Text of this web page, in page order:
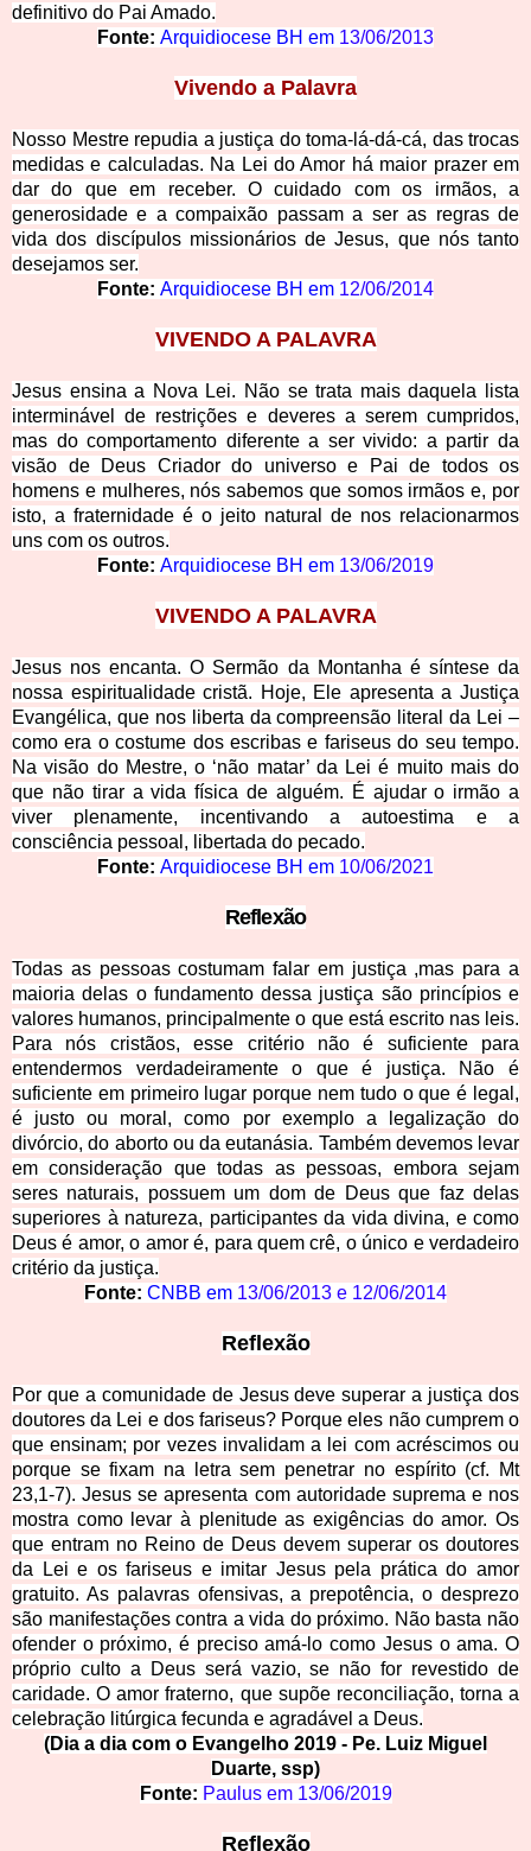
definitivo do Pai Amado.
Fonte: Arquidiocese BH em 13/06/2013
Vivendo a Palavra
Nosso Mestre repudia a justiça do toma-lá-dá-cá, das trocas
medidas e calculadas. Na Lei do Amor há maior prazer em
dar do que em receber. O cuidado com os irmãos, a
generosidade e a compaixão passam a ser as regras de
vida dos discípulos missionários de Jesus, que nós tanto
desejamos ser.
Fonte: Arquidiocese BH em 12/06/2014
VIVENDO A PALAVRA
Jesus ensina a Nova Lei. Não se trata mais daquela lista
interminável de restrições e deveres a serem cumpridos,
mas do comportamento diferente a ser vivido: a partir da
visão de Deus Criador do universo e Pai de todos os
homens e mulheres, nós sabemos que somos irmãos e, por
isto, a fraternidade é o jeito natural de nos relacionarmos
uns com os outros.
Fonte: Arquidiocese BH em 13/06/2019
VIVENDO A PALAVRA
Jesus nos encanta. O Sermão da Montanha é síntese da
nossa espiritualidade cristã. Hoje, Ele apresenta a Justiça
Evangélica, que nos liberta da compreensão literal da Lei –
como era o costume dos escribas e fariseus do seu tempo.
Na visão do Mestre, o ‘não matar’ da Lei é muito mais do
que não tirar a vida física de alguém. É ajudar o irmão a
viver plenamente, incentivando a autoestima e a
consciência pessoal, libertada do pecado.
Fonte: Arquidiocese BH em 10/06/2021
Reflexão
Todas as pessoas costumam falar em justiça ,mas para a
maioria delas o fundamento dessa justiça são princípios e
valores humanos, principalmente o que está escrito nas leis.
Para nós cristãos, esse critério não é suficiente para
entendermos verdadeiramente o que é justiça. Não é
suficiente em primeiro lugar porque nem tudo o que é legal,
é justo ou moral, como por exemplo a legalização do
divórcio, do aborto ou da eutanásia. Também devemos levar
em consideração que todas as pessoas, embora sejam
seres naturais, possuem um dom de Deus que faz delas
superiores à natureza, participantes da vida divina, e como
Deus é amor, o amor é, para quem crê, o único e verdadeiro
critério da justiça.
Fonte: CNBB em 13/06/2013 e 12/06/2014
Reflexão
Por que a comunidade de Jesus deve superar a justiça dos
doutores da Lei e dos fariseus? Porque eles não cumprem o
que ensinam; por vezes invalidam a lei com acréscimos ou
porque se fixam na letra sem penetrar no espírito (cf. Mt
23,1-7). Jesus se apresenta com autoridade suprema e nos
mostra como levar à plenitude as exigências do amor. Os
que entram no Reino de Deus devem superar os doutores
da Lei e os fariseus e imitar Jesus pela prática do amor
gratuito. As palavras ofensivas, a prepotência, o desprezo
são manifestações contra a vida do próximo. Não basta não
ofender o próximo, é preciso amá-lo como Jesus o ama. O
próprio culto a Deus será vazio, se não for revestido de
caridade. O amor fraterno, que supõe reconciliação, torna a
celebração litúrgica fecunda e agradável a Deus.
(Dia a dia com o Evangelho 2019 - Pe. Luiz Miguel
Duarte, ssp)
Fonte: Paulus em 13/06/2019
Reflexão